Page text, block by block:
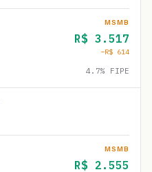
MSMB
R$ 3.517
−R$ 614
4.7% FIPE
MSMB
R$ 2.555